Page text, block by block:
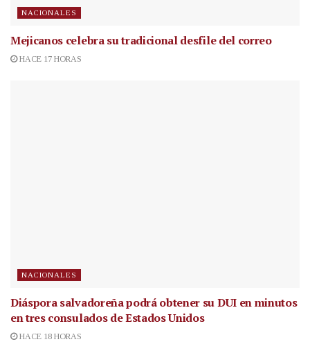
NACIONALES
Mejicanos celebra su tradicional desfile del correo
HACE 17 HORAS
NACIONALES
Diáspora salvadoreña podrá obtener su DUI en minutos
en tres consulados de Estados Unidos
HACE 18 HORAS